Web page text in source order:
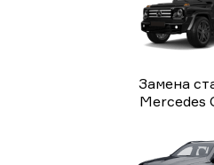
Замена
Mercedes